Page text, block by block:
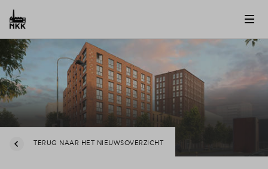
TERUG NAAR HET NIEUWSOVERZICHT